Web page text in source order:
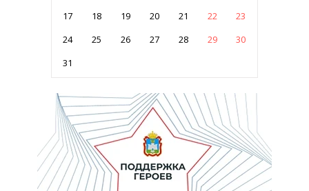
17
18 19 20 21 22
23
24
25 26 27 28 29
30
31